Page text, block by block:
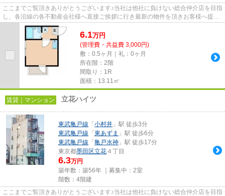
ここまでご覧頂きありがとうございます♪当社は他社に負けない総合仲介店を目指
し、各沿線の各不動産会社様へ直接ご挨拶に行き最新の物件を頂きお客様へ提供
しております！最新の情報は...
6.1万円
(管理費・共益費 3,000円)
敷：0.5ヶ月｜礼：0ヶ月
所在階：2階
間取り：1R
面積：13.11㎡
賃貸｜マンション 立花ハイツ
東武亀戸線 「 小村井 」駅 徒歩3分
東武亀戸線 「 東あずま 」駅 徒歩6分
東武亀戸線 「 亀戸水神 」駅 徒歩17分
東京都墨田区立花 ４丁目
6.3万円
築年数：築56年 ｜募集中： 2室
階数：4階建
ここまでご覧頂きありがとうございます♪当社は他社に負けない総合仲介店を目指